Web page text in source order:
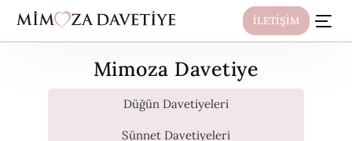
İLETİŞİM
Mimoza Davetiye
Düğün Davetiyeleri
Sünnet Davetiyeleri